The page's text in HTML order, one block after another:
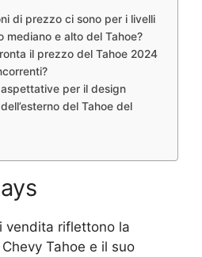
di prezzo ci sono per i livelli
mediano e alto del Tahoe?
il prezzo del Tahoe 2024
per il design
del Tahoe del
vendita riflettono la
Tahoe e il suo